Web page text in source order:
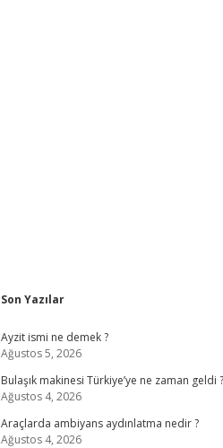
Sidebar
Son Yazılar
Ayzit ismi ne demek ?
Ağustos 5, 2026
Bulaşık makinesi Türkiye’ye ne zaman geldi ?
Ağustos 4, 2026
Araçlarda ambiyans aydınlatma nedir ?
Ağustos 4, 2026